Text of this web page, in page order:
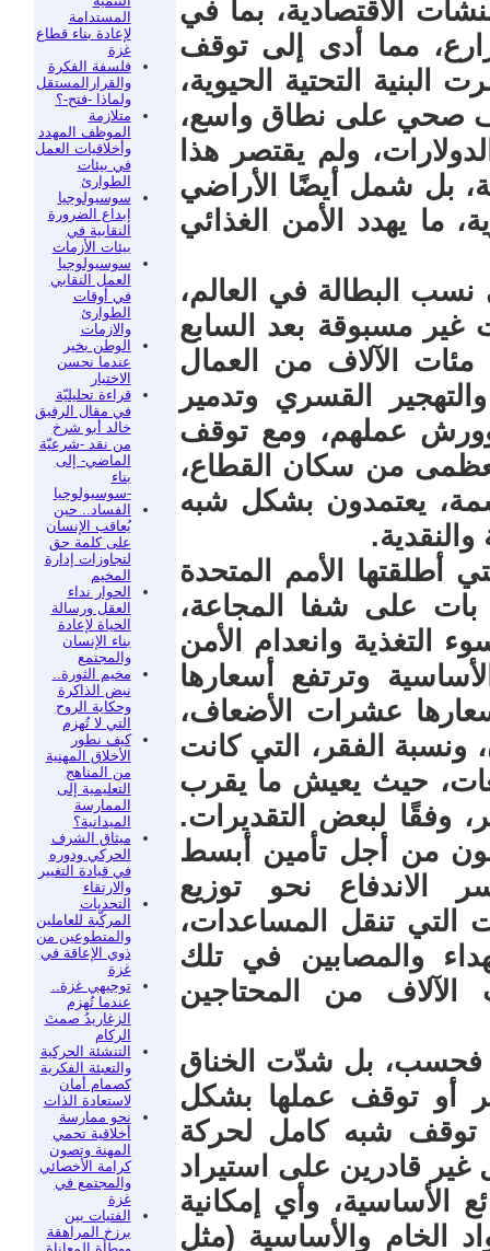
المستدامة
لإعادة بناء قطاع
غزة
فلسفة الفكرة
والقرارالمستقل
ولماذا -فتح-؟
متلازمة
الموظف المهدد
وأخلاقيات العمل
في بيئات
الطوارئ
سوسيولوجيا
إبداع الضرورة
النقابية في
بيئات الأزمات
سوسيولوجيا
العمل النقابي
في أوقات
الطوارئ
والازمات
الوطن بخير
عندما نحسن
الاختيار
قراءة تحليليّة
في مقال الرفيق
خالد أبو شرخ
من نقد -شرعيّة
الماضي- إلى
بناء
-سوسيولوجيا
الفساد.. حين
يُعاقب الإنسان
على كلمة حق
لتجاوزات إدارة
المخيم
الحوار نداء
العقل ورسالة
الحياة لإعادة
بناء الإنسان
والمجتمع
مخيم الثورة..
نبض الذاكرة
وحكاية الروح
التي لا تُهزم
كيف نطور
الأخلاق المهنية
من المناهج
التعليمية إلى
الممارسة
الميدانية؟
ميثاق الشرف
الحركي ودوره
في قيادة التغيير
والارتقاء
التحديات
المركّبة للعاملين
والمتطوعين من
ذوي الإعاقة في
غزة
توجيهي غزة..
عندما تُهزم
الزغاريدُ صمتَ
الركام
التنشئة الحركية
والتعبئة الفكرية
كصمام أمان
لاستعادة الذات
نحو ممارسة
أخلاقية تحمي
المهنة وتصون
كرامة الأخصائي
والمجتمع في
غزة
الفتيات بين
برزخ المراهقة
بنحو 80% من المنشآت الاقتصادية، بما في
مما أدى إلى توقف
التحتية الحيوية،
صحي على نطاق واسع،
ولم يقتصر هذا
بل شمل أيضًا الأراضي
ما يهدد الأمن الغذائي
البطالة في العالم،
مسبوقة بعد السابع
85% وقد فقد مئات الآلاف من العمال
القسري وتدمير
وورش عملهم، ومع توقف
من سكان القطاع،
من 2.3 مليون نسمة، يعتمدون بشكل شبه
أطلقتها الأمم المتحدة
بات على شفا المجاعة،
سوء التغذية وانعدام الأمن
وترتفع أسعارها
عشرات الأضعاف،
الفقر، التي كانت
حيث يعيش ما يقرب
وفقًا لبعض التقديرات.
من أجل تأمين أبسط
الاندفاع نحو توزيع
التي تنقل المساعدات،
والمصابين في تلك
من المحتاجين
فحسب، بل شدّت الخناق
أو توقف عملها بشكل
توقف شبه كامل لحركة
غير قادرين على استيراد
الأساسية، وأي إمكانية
الخام والأساسية (مثل